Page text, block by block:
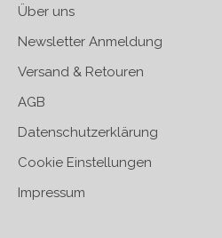
Über uns
Newsletter Anmeldung
Versand & Retouren
AGB
Datenschutzerklärung
Cookie Einstellungen
Impressum